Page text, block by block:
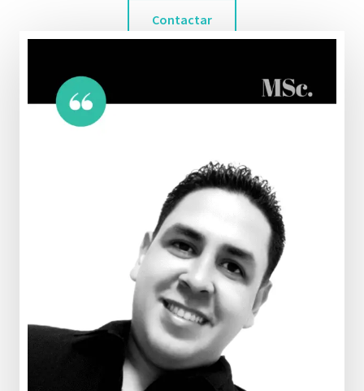
Contactar